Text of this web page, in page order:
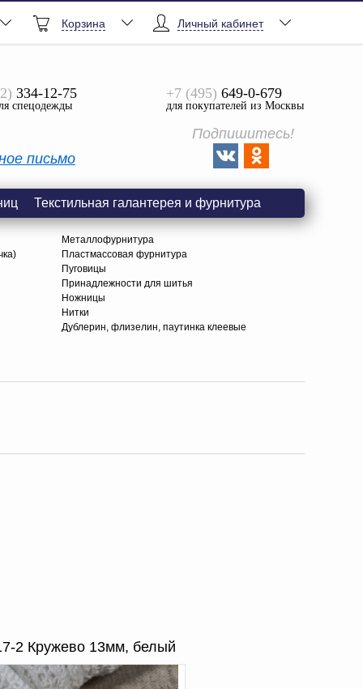
Личный кабинет
Корзина
334-12-75
спецодежды
+7 (495) 649-0-679
для покупателей из Москвы
письмо
Подпишитесь!
Текстильная галантерея и фурнитура
Металлофурнитура
Пластмассовая фурнитура
Пуговицы
Принадлежности для шитья
Ножницы
Нитки
Дублерин, флизелин, паутинка клеевые
2 Кружево 13мм, белый